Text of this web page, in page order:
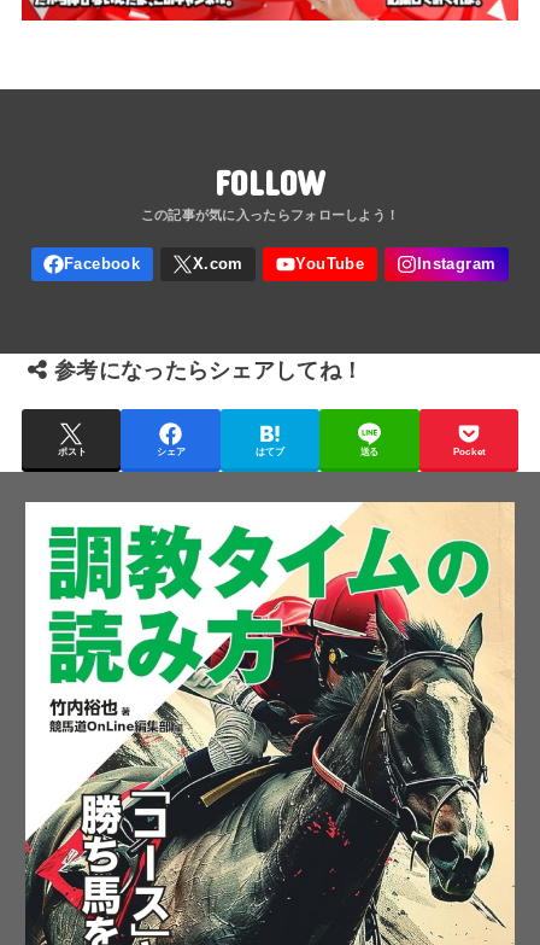
FOLLOW
参考になったらシェアしてね！
ポスト シェア はてブ 送る Pocket